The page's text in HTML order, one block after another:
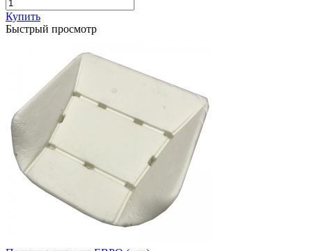
Купить
Быстрый просмотр